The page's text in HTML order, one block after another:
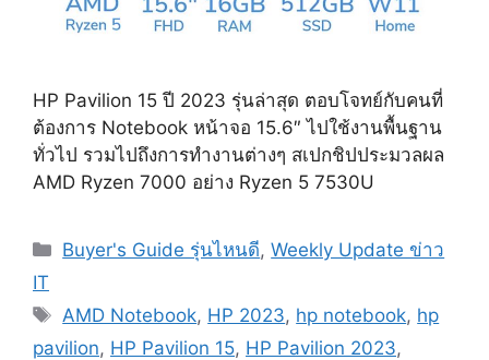
HP Pavilion 15 ปี 2023 รุ่นล่าสุด ตอบโจทย์กับคนที่
ต้องการ Notebook หน้าจอ 15.6″ ไปใช้งานพื้นฐาน
ทั่วไป รวมไปถึงการทำงานต่างๆ สเปกชิปประมวลผล
AMD Ryzen 7000 อย่าง Ryzen 5 7530U
Categories
Buyer's Guide รุ่นไหนดี,Weekly Update ข่าว
IT
Tags
AMD Notebook, HP 2023, hp notebook, hp
pavilion, HP Pavilion 15, HP Pavilion 2023,